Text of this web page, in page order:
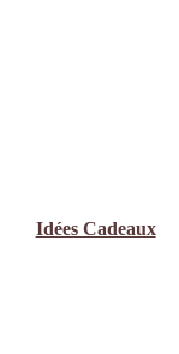
Idées Cadeaux